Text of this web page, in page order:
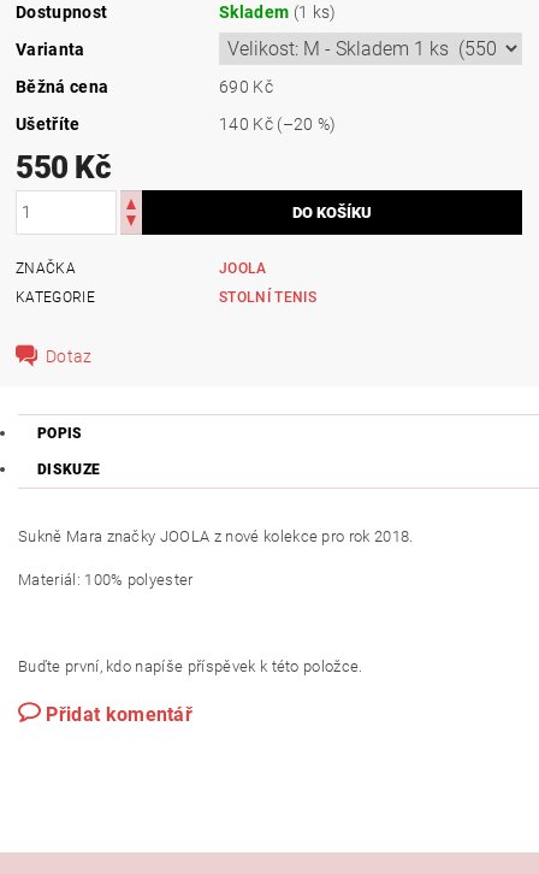
Dostupnost Skladem (1 ks)
Varianta
Běžná cena
690 Kč
Ušetříte
140 Kč (–20 %)
550 Kč
ZNAČKA
JOOLA
KATEGORIE
STOLNÍ TENIS
Dotaz
POPIS
DISKUZE
Sukně Mara značky JOOLA z nové kolekce pro rok 2018.
Materiál: 100% polyester
Buďte první, kdo napíše příspěvek k této položce.
Přidat komentář